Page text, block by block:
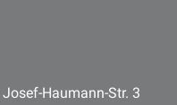
Haumann-Str. 3